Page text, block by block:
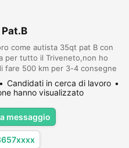
come autista 35qt pat B con
per tutto il Triveneto,non ho
fare 500 km per 3-4 consegne
è quello che stò cercando.
del muletto.
Candidati in cerca di lavoro
hanno visualizzato
messaggio